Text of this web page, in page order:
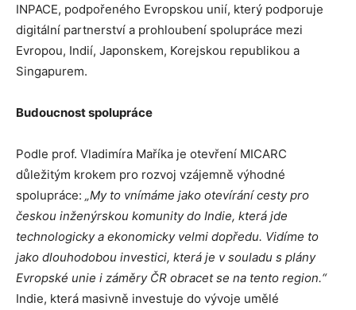
INPACE, podpořeného Evropskou unií, který podporuje
digitální partnerství a prohloubení spolupráce mezi
Evropou, Indií, Japonskem, Korejskou republikou a
Singapurem.
Budoucnost spolupráce
Podle prof. Vladimíra Maříka je otevření MICARC
důležitým krokem pro rozvoj vzájemně výhodné
spolupráce: „My to vnímáme jako otevírání cesty pro
českou inženýrskou komunity do Indie, která jde
technologicky a ekonomicky velmi dopředu. Vidíme to
jako dlouhodobou investici, která je v souladu s plány
Evropské unie i záměry ČR obracet se na tento region.“
Indie, která masivně investuje do vývoje umělé